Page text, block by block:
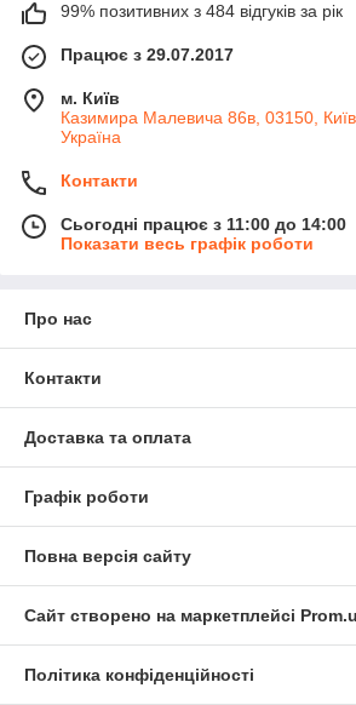
99% позитивних з 484 відгуків за рік
Працює з 29.07.2017
м. Київ
Казимира Малевича 86в, 03150,
Україна
Контакти
Сьогодні працює з 11:00 до 14:00
Показати весь графік роботи
Про нас
Контакти
Доставка та оплата
Графік роботи
Повна версія сайту
Сайт створено на маркетплейсі
Політика конфіденційності